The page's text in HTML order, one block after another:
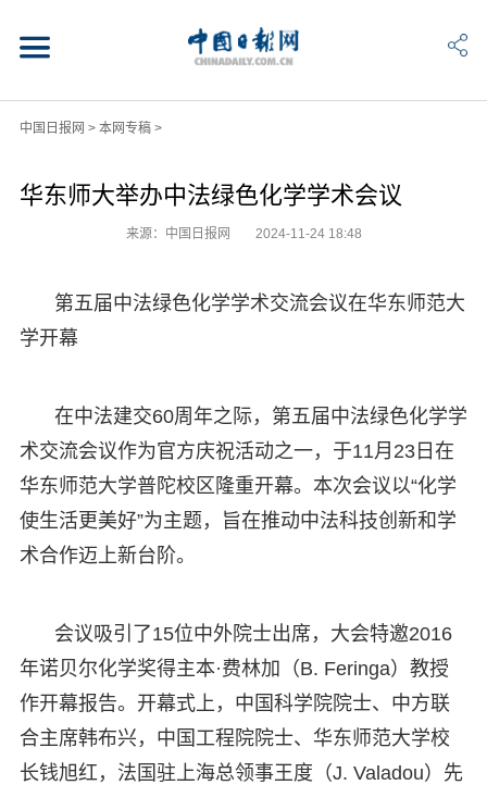
中国日报网 > 本网专稿>
华东师大举办中法绿色化学学术会议
来源：中国日报网 2024-11-24 18:48
第五届中法绿色化学学术交流会议在华东师范大
学开幕
在中法建交60周年之际，第五届中法绿色化学学
术交流会议作为官方庆祝活动之一，于11月23日在
华东师范大学普陀校区隆重开幕。本次会议以“化学
使生活更美好”为主题，旨在推动中法科技创新和学
术合作迈上新台阶。
会议吸引了15位中外院士出席，大会特邀2016
年诺贝尔化学奖得主本·费林加（B. Feringa）教授
作开幕报告。开幕式上，中国科学院院士、中方联
合主席韩布兴，中国工程院院士、华东师范大学校
长钱旭红，法国驻上海总领事王度（J. Valadou）先